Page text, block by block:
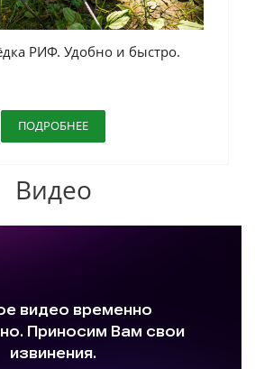
РИФ. Удобно и быстро.
ПОДРОБНЕЕ
Видео